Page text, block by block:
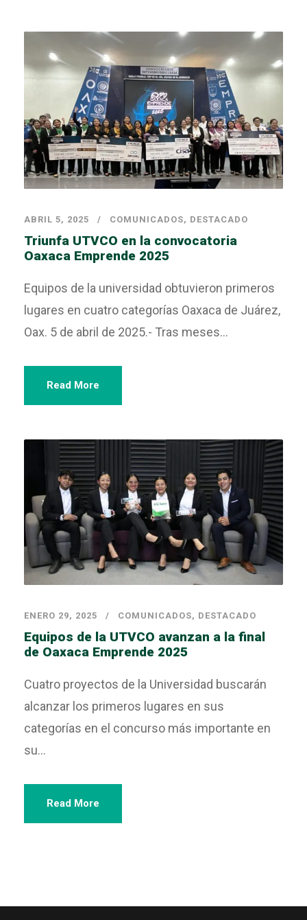
ABRIL 5, 2025 COMUNICADOS, DESTACADO
Triunfa UTVCO en la convocatoria
Oaxaca Emprende 2025
Equipos de la universidad obtuvieron primeros
lugares en cuatro categorías Oaxaca de Juárez,
Oax. 5 de abril de 2025.- Tras meses...
Read More
ENERO 29, 2025 COMUNICADOS, DESTACADO
Equipos de la UTVCO avanzan a la final
de Oaxaca Emprende 2025
Cuatro proyectos de la Universidad buscarán
alcanzar los primeros lugares en sus
categorías en el concurso más importante en
su...
Read More